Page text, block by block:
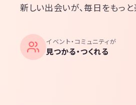
新しい出会いが、毎日をもっと
イベント・コミュニティが
見つかる・つくれる